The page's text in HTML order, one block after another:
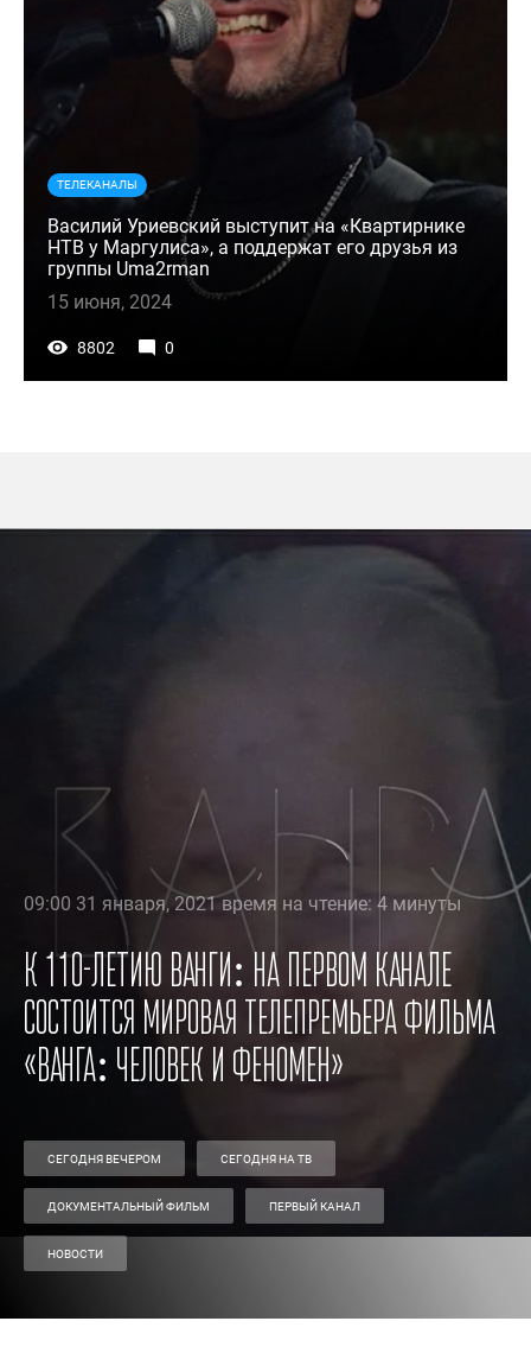
ТЕЛЕКАНАЛЫ
Василий Уриевский выступит на «Квартирнике
НТВ у Маргулиса», а поддержат его друзья из
группы Uma2rman
15 июня, 2024
8802 0
09:00 31 января, 2021 время на чтение: 4 минуты
К 110-летию Ванги: на Первом канале
состоится мировая телепремьера фильма
«Ванга: человек и феномен»
СЕГОДНЯ ВЕЧЕРОМ СЕГОДНЯ НА ТВ
ДОКУМЕНТАЛЬНЫЙ ФИЛЬМ ПЕРВЫЙ КАНАЛ
НОВОСТИ